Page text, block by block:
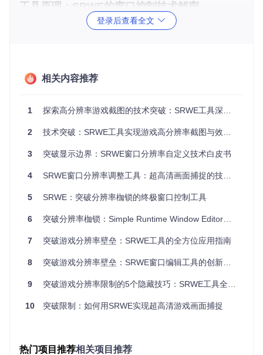
工具原理：SRWE的窗口控制技术解密
SRWE（Simple Runtime Window Editor）作为一款轻量级窗
现精准控制。
Windows操作系统中，所有窗口行为都通过消息传递实现。S
目标窗口发送精确的控制指令。当用户在SRWE界面输入新的
进程，这种直接与系统底层交互的方式确保了参数修改的实时
息体系的一部分，它允许应用程序在窗口大小改变过程中
改这些消息，从而实现超越普通用户权限的窗口控制能
SRWE内置的进程扫描模块如同精密的雷达系统，能够实时探
口，还能穿透进程层级，找到被隐藏的子窗口和特殊模态对话
用，也能被SRWE精准定位和控制。
位于项目Profiles目录下的XML配置文件，是SRWE实现参数
登录后查看全文
相关内容推荐
1 探索高分辨率游戏截图的技术突破：SRWE工具深度实践指南
2 技术突破：SRWE工具实现游戏高分辨率截图与效率提升指南
3 突破显示边界：SRWE窗口分辨率自定义技术白皮书
4 SRWE窗口分辨率调整工具：超高清画面捕捉的技术突破与跨场景应用
5 SRWE：突破分辨率枷锁的终极窗口控制工具
6 突破分辨率枷锁：Simple Runtime Window Editor的技术革新与实践指南
7 突破游戏分辨率壁垒：SRWE工具的全方位应用指南
8 突破游戏分辨率壁垒：SRWE窗口编辑工具的创新应用方案
9 突破游戏分辨率限制的5个隐藏技巧：SRWE工具全解析
10 突破限制：如何用SRWE实现超高清游戏画面捕捉
热门项目推荐相关项目推荐